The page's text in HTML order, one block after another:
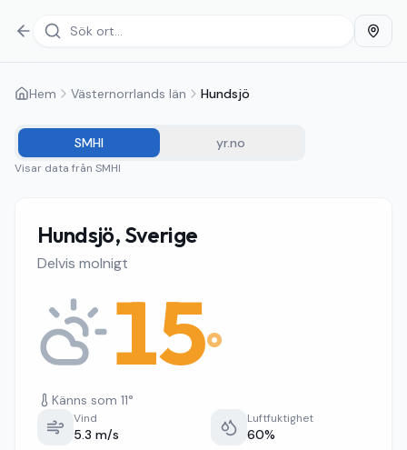
Hem Västernorrlands län Hundsjö
SMHI yr.no
Visar data från SMHI
Hundsjö, Sverige
Delvis molnigt
15°
Känns som 11°
Vind
5.3 m/s
Luftfuktighet
60%